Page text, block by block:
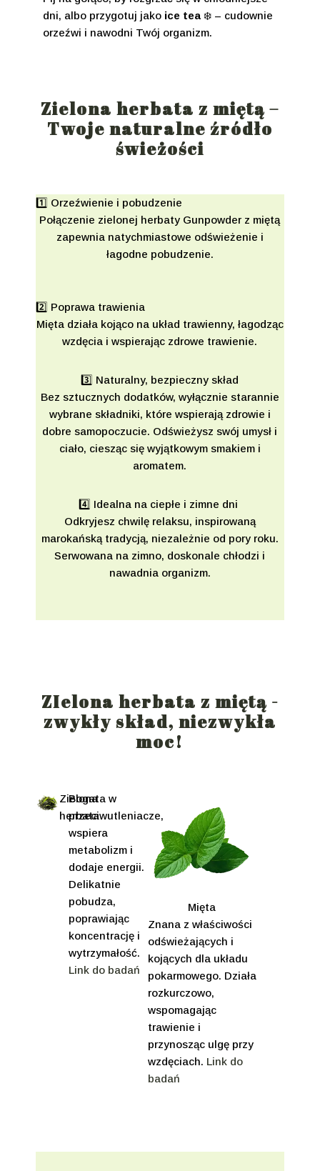
dni, albo przygotuj jako ice tea ❄️ – cudownie
orzeźwi i nawodni Twój organizm.
Zielona herbata z miętą –
Twoje naturalne źródło
świeżości
1️⃣ Orzeźwienie i pobudzenie
Połączenie zielonej herbaty Gunpowder z miętą
zapewnia natychmiastowe odświeżenie i
łagodne pobudzenie.
2️⃣ Poprawa trawienia
Mięta działa kojąco na układ trawienny, łagodząc
wzdęcia i wspierając zdrowe trawienie.
3️⃣ Naturalny, bezpieczny skład
Bez sztucznych dodatków, wyłącznie starannie
wybrane składniki, które wspierają zdrowie i
dobre samopoczucie. Odświeżysz swój umysł i
ciało, ciesząc się wyjątkowym smakiem i
aromatem.
4️⃣ Idealna na ciepłe i zimne dni
Odkryjesz chwilę relaksu, inspirowaną
marokańską tradycją, niezależnie od pory roku.
Serwowana na zimno, doskonale chłodzi i
nawadnia organizm.
ZIelona herbata z miętą -
zwykły skład, niezwykła
moc!
Zielona
herbata
Bogata w
przeciwutleniacze,
wspiera
metabolizm i
dodaje energii.
Delikatnie
pobudza,
poprawiając
koncentrację i
wytrzymałość.
Link do badań
Mięta
Znana z właściwości
odświeżających i
kojących dla układu
pokarmowego. Działa
rozkurczowo,
wspomagając
trawienie i
przynosząc ulgę przy
wzdęciach. Link do
badań